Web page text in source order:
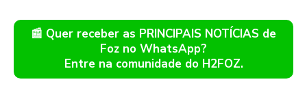
📰 Quer receber as PRINCIPAIS NOTÍCIAS de
Foz no WhatsApp?
Entre na comunidade do H2FOZ.